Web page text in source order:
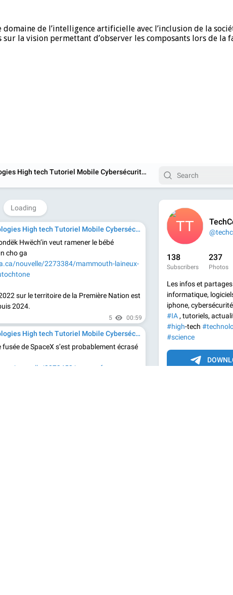
de⁤ l’intelligence artificielle avec l’inclusion​ de la
la vision⁣ permettant d’observer les⁤ composants lors de la